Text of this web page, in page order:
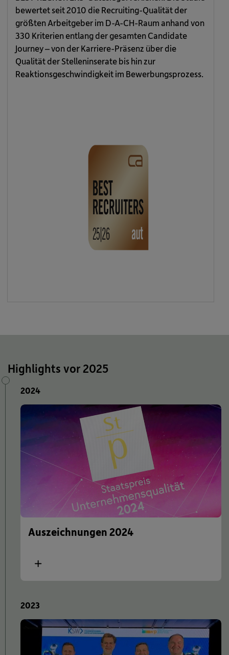
bewertet seit 2010 die Recruiting-Qualität der
größten Arbeitgeber im D-A-CH-Raum anhand von
330 Kriterien entlang der gesamten Candidate
Journey – von der Karriere-Präsenz über die
Qualität der Stelleninserate bis hin zur
Reaktionsgeschwindigkeit im Bewerbungsprozess.
Highlights vor 2025
2024
Auszeichnungen 2024
Mehr
2023